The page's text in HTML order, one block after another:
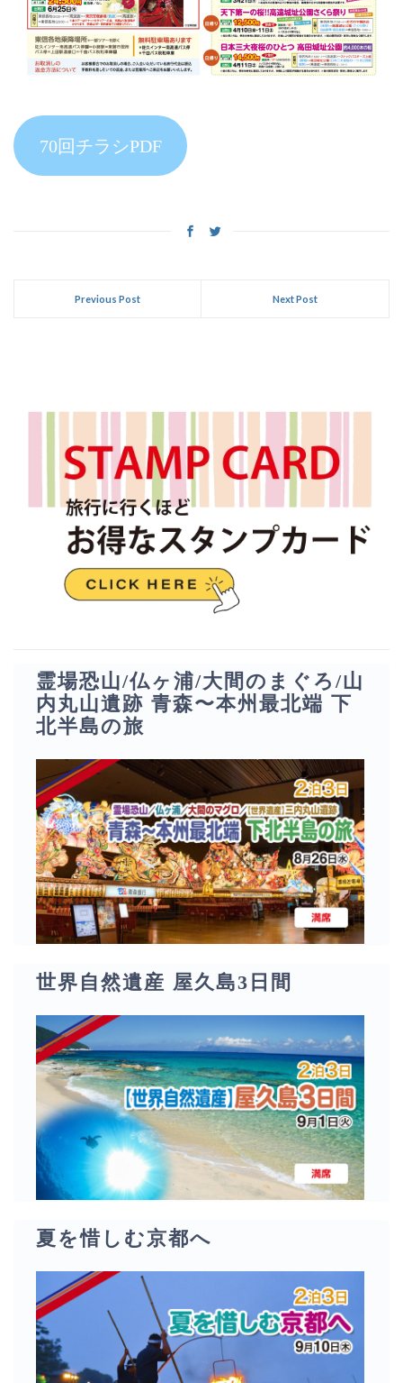
70回チラシPDF
Previous Post Next Post
霊場恐山/仏ヶ浦/大間のまぐろ/山
内丸山遺跡 青森〜本州最北端 下
北半島の旅
世界自然遺産 屋久島3日間
夏を惜しむ京都へ